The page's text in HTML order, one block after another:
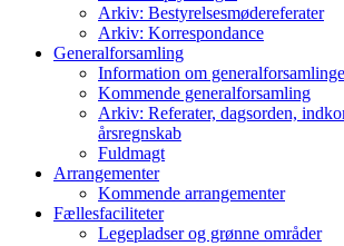
Arkiv: Bestyrelsesmødereferater
Arkiv: Korrespondance
Generalforsamling
Information om
Kommende generalforsamling
Arkiv: Referater, dagsorden,
årsregnskab
Fuldmagt
Arrangementer
Kommende arrangementer
Fællesfaciliteter
Legepladser og grønne områder